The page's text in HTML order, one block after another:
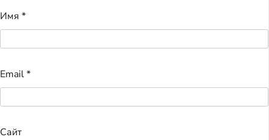
Имя *
Email*
Сайт